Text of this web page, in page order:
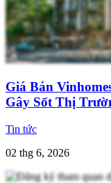
Giá Bán
Gây Sốt Thị
Tin tức
02 thg 6, 2026